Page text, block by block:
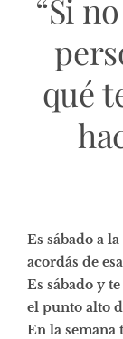
“Si
qué
Es sábado a
acordás de
Es sábado y
el punto alto
En la semana